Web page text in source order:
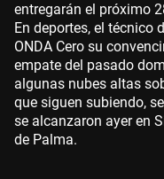
entregarán el próximo
En deportes, el técnico
ONDA Cero su
empate del pasado
algunas nubes altas
que siguen subiendo,
se alcanzaron ayer en
de Palma.